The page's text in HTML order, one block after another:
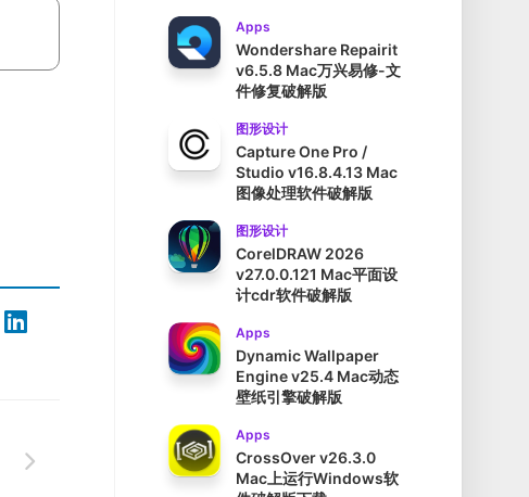
Apps
Wondershare Repairit
v6.5.8 Mac万兴易修-文
件修复破解版
图形设计
Capture One Pro /
Studio v16.8.4.13 Mac
图像处理软件破解版
图形设计
CorelDRAW 2026
v27.0.0.121 Mac平面设
计cdr软件破解版
Apps
Dynamic Wallpaper
Engine v25.4 Mac动态
壁纸引擎破解版
Apps
CrossOver v26.3.0
Mac上运行Windows软